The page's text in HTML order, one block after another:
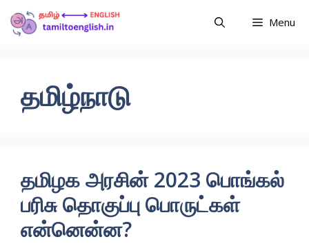
Menu
தமிழ்நாடு
தமிழக அரசின் 2023 பொங்கல்
பரிசு தொகுப்பு பொருட்கள்
என்னென்ன?